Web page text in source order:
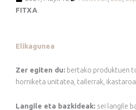
FITXA
Elikagunea
Zer egiten du: bertako produktuen
horniketa unitatea, tailerrak,
Langile eta bazkideak: sei langile